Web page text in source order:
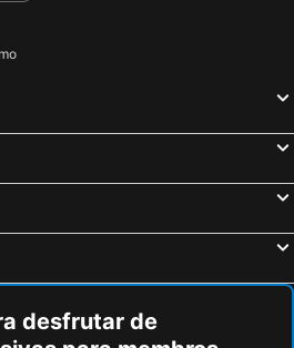
desfrutar de